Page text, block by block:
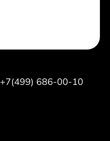
+7(499) 686-00-10